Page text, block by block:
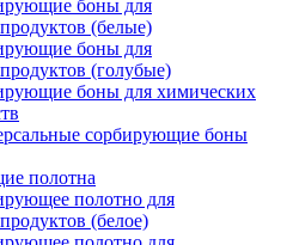
боны для
(белые)
боны для
(голубые)
боны для химических
сорбирующие боны
полотна
полотно для
(белое)